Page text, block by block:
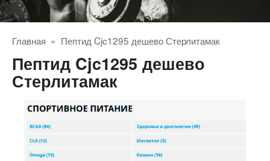
Главная » Пептид Cjc1295 дешево Стерлитамак
Пептид Cjc1295 дешево
Стерлитамак